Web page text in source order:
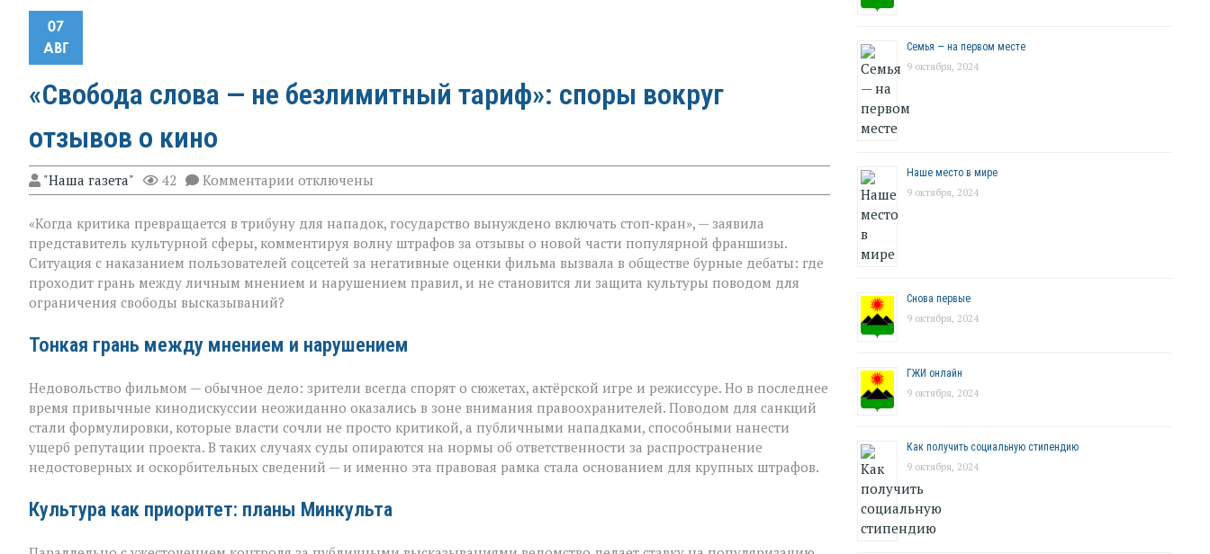
07
АВГ
«Свобода слова — не безлимитный тариф»: споры вокруг
отзывов о кино
"Наша газета" 42 Комментарии к
записи
слова — не
безлимитный
тариф»:
споры
вокруг
отключены
«Когда критика превращается в трибуну для нападок, государство вынуждено включать стоп‑кран», — заявила
представитель культурной сферы, комментируя волну штрафов за отзывы о новой части популярной франшизы.
Ситуация с наказанием пользователей соцсетей за негативные оценки фильма вызвала в обществе бурные дебаты: где
проходит грань между личным мнением и нарушением правил, и не становится ли защита культуры поводом для
ограничения свободы высказываний?
Тонкая грань между мнением и нарушением
Недовольство фильмом — обычное дело: зрители всегда спорят о сюжетах, актёрской игре и режиссуре. Но в последнее
время привычные кинодискуссии неожиданно оказались в зоне внимания правоохранителей. Поводом для санкций
стали формулировки, которые власти сочли не просто критикой, а публичными нападками, способными нанести
ущерб репутации проекта. В таких случаях суды опираются на нормы об ответственности за распространение
недостоверных и оскорбительных сведений — и именно эта правовая рамка стала основанием для крупных штрафов.
Культура как приоритет: планы Минкульта
Семья — на первом месте
9 октября, 2024
Наше место в мире
9 октября, 2024
Снова первые
9 октября, 2024
ГЖИ онлайн
9 октября, 2024
Как получить социальную стипендию
9 октября, 2024